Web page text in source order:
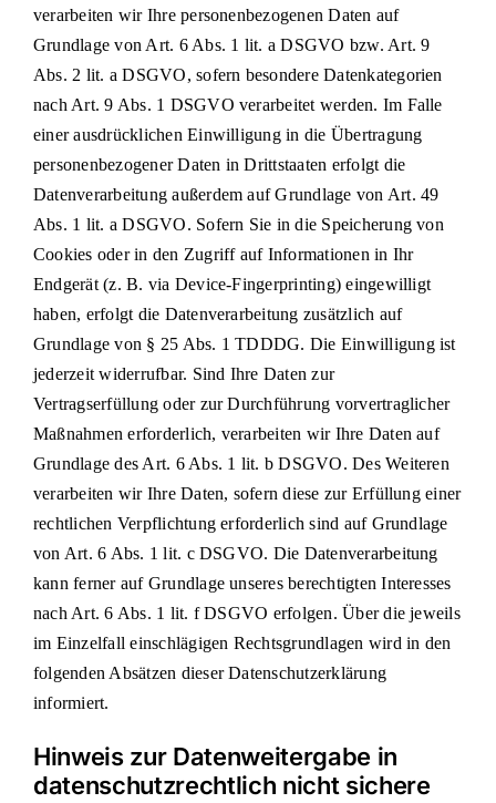
verarbeiten wir Ihre personenbezogenen Daten auf
Grundlage von Art. 6 Abs. 1 lit. a DSGVO bzw. Art. 9
Abs. 2 lit. a DSGVO, sofern besondere Datenkategorien
nach Art. 9 Abs. 1 DSGVO verarbeitet werden. Im Falle
einer ausdrücklichen Einwilligung in die Übertragung
personenbezogener Daten in Drittstaaten erfolgt die
Datenverarbeitung außerdem auf Grundlage von Art. 49
Abs. 1 lit. a DSGVO. Sofern Sie in die Speicherung von
Cookies oder in den Zugriff auf Informationen in Ihr
Endgerät (z. B. via Device-Fingerprinting) eingewilligt
haben, erfolgt die Datenverarbeitung zusätzlich auf
Grundlage von § 25 Abs. 1 TDDDG. Die Einwilligung ist
jederzeit widerrufbar. Sind Ihre Daten zur
Vertragserfüllung oder zur Durchführung vorvertraglicher
Maßnahmen erforderlich, verarbeiten wir Ihre Daten auf
Grundlage des Art. 6 Abs. 1 lit. b DSGVO. Des Weiteren
verarbeiten wir Ihre Daten, sofern diese zur Erfüllung einer
rechtlichen Verpflichtung erforderlich sind auf Grundlage
von Art. 6 Abs. 1 lit. c DSGVO. Die Datenverarbeitung
kann ferner auf Grundlage unseres berechtigten Interesses
nach Art. 6 Abs. 1 lit. f DSGVO erfolgen. Über die jeweils
im Einzelfall einschlägigen Rechtsgrundlagen wird in den
folgenden Absätzen dieser Datenschutzerklärung
informiert.
Hinweis zur Datenweitergabe in
datenschutzrechtlich nicht sichere